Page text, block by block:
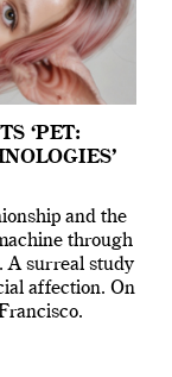
‘PET:
and the
through
A surreal study
affection. On